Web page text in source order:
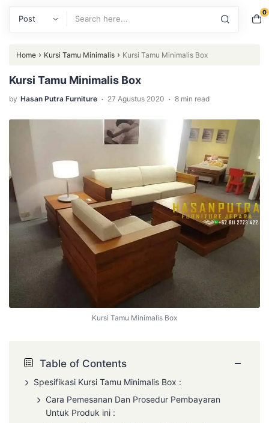
0
Home › Kursi Tamu Minimalis › Kursi Tamu Minimalis Box
Kursi Tamu Minimalis Box
by Hasan Putra Furniture . 27 Agustus 2020 . 8 min read
Kursi Tamu Minimalis Box
Table of Contents −
Spesifikasi Kursi Tamu Minimalis Box :
Cara Pemesanan Dan Prosedur Pembayaran
Untuk Produk ini :